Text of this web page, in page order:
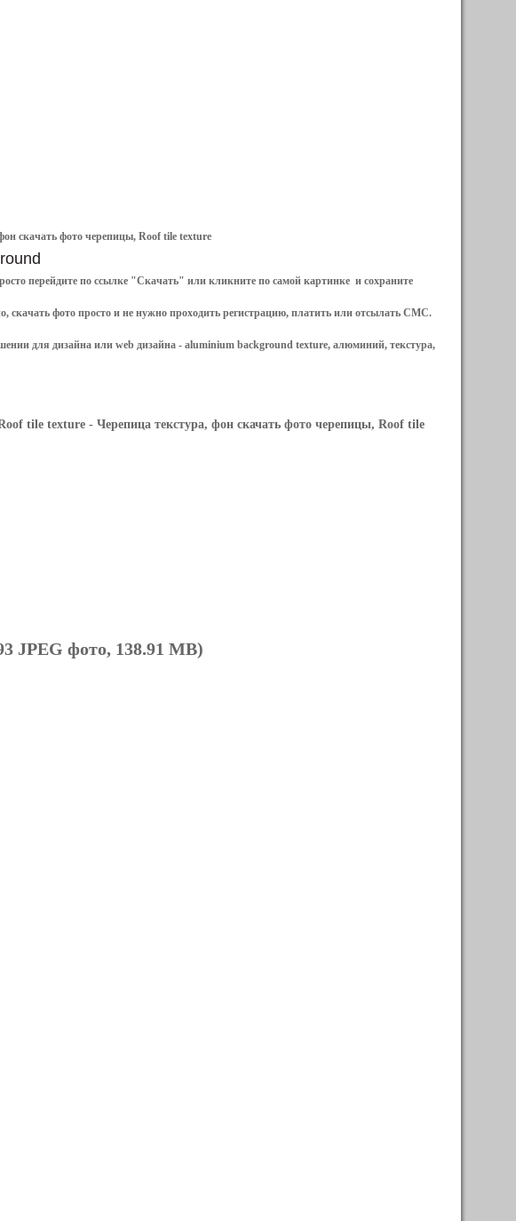
скачать фото черепицы, Roof tile texture
перейдите по ссылке "Скачать" или кликните по самой картинке и сохраните
, скачать фото просто и не нужно проходить регистрацию, платить или отсылать СМС.
для дизайна или web дизайна - aluminium background texture, алюминий, текстура,
tile texture - Черепица текстура, фон скачать фото черепицы, Roof tile
JPEG фото, 138.91 MB)